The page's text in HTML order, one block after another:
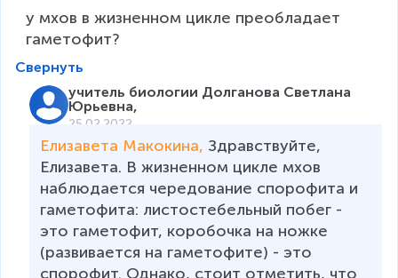
у мхов в жизненном цикле преобладает
гаметофит?
Свернуть
учитель биологии Долганова Светлана
Юрьевна,
25.02.2022
Елизавета Макокина, Здравствуйте,
Елизавета. В жизненном цикле мхов
наблюдается чередование спорофита и
гаметофита: листостебельный побег -
это гаметофит, коробочка на ножке
(развивается на гаметофите) - это
спорофит. Однако, стоит отметить, что